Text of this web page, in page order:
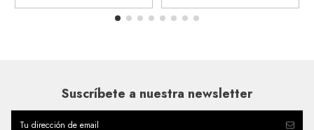
Suscríbete a nuestra newsletter